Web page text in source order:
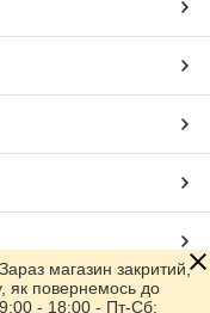
магазин закритий,
як повернемось до
- 18:00 - Пт-Сб: